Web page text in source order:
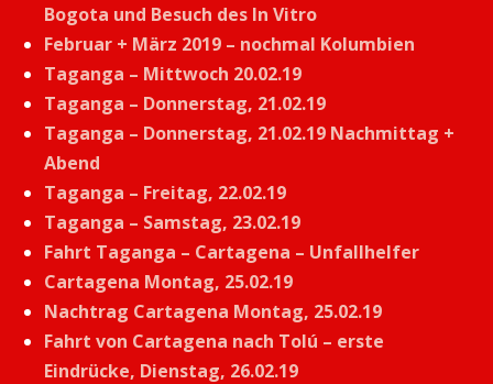
Bogota und Besuch des In Vitro
Februar + März 2019 – nochmal Kolumbien
Taganga – Mittwoch 20.02.19
Taganga – Donnerstag, 21.02.19
Taganga – Donnerstag, 21.02.19 Nachmittag +
Abend
Taganga – Freitag, 22.02.19
Taganga – Samstag, 23.02.19
Fahrt Taganga – Cartagena – Unfallhelfer
Cartagena Montag, 25.02.19
Nachtrag Cartagena Montag, 25.02.19
Fahrt von Cartagena nach Tolú – erste
Eindrücke, Dienstag, 26.02.19